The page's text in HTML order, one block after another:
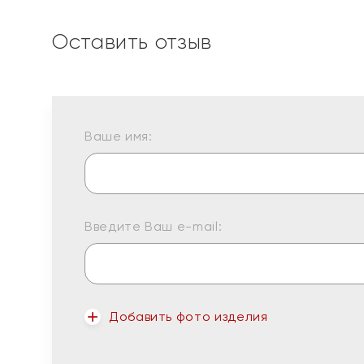
Оставить отзыв
Ваше имя:
Введите Ваш e-mail:
Добавить фото изделия